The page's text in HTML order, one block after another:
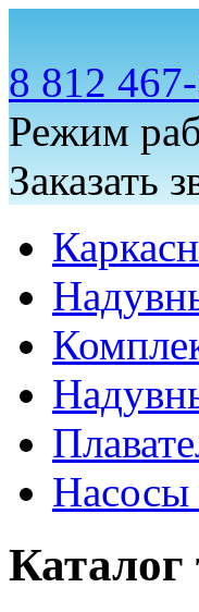
8 812
Режим
Заказать
Насосы
Каталог